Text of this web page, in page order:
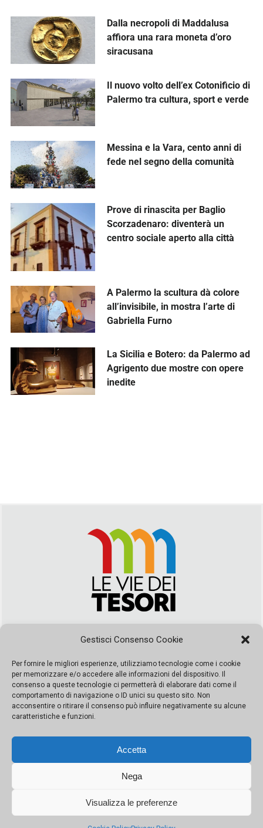
Gestisci Consenso Cookie
Per fornire le migliori esperienze, utilizziamo tecnologie come i cookie
per memorizzare e/o accedere alle informazioni del dispositivo. Il
consenso a queste tecnologie ci permetterà di elaborare dati come il
comportamento di navigazione o ID unici su questo sito. Non
acconsentire o ritirare il consenso può influire negativamente su alcune
caratteristiche e funzioni.
Accetta
Nega
Visualizza le preferenze
Dalla necropoli di Maddalusa
affiora una rara moneta d’oro
siracusana
Il nuovo volto dell’ex Cotonificio di
Palermo tra cultura, sport e verde
Messina e la Vara, cento anni di
fede nel segno della comunità
Prove di rinascita per Baglio
Scorzadenaro: diventerà un
centro sociale aperto alla città
A Palermo la scultura dà colore
all’invisibile, in mostra l’arte di
Gabriella Furno
La Sicilia e Botero: da Palermo ad
Agrigento due mostre con opere
inedite
segreteria@leviedeitesori.it
Direttore ResponsabileMarcello Barbaro – Aut. del tribunale di
Palermo n. 19 del 2017 iscrizione al roc numero 37003 Editore
Porta Felice Srl. Sede legale: Via Libertà 93 – 90143 Palermo
Società iscritta alla Camera di Commercio di Palermo Ufficio
065228208251 Capitale 10000 euro IV
© Copyright Porta Felice | Le Vie dei Tesori. Tutti i diritti riservati |Privacy Policy